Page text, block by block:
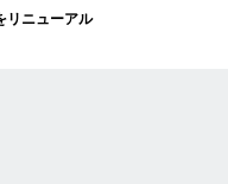
リニューアル